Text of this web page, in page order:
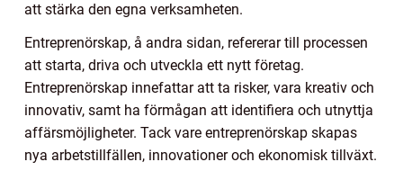
att stärka den egna verksamheten.
Entreprenörskap, å andra sidan, refererar till processen
att starta, driva och utveckla ett nytt företag.
Entreprenörskap innefattar att ta risker, vara kreativ och
innovativ, samt ha förmågan att identifiera och utnyttja
affärsmöjligheter. Tack vare entreprenörskap skapas
nya arbetstillfällen, innovationer och ekonomisk tillväxt.